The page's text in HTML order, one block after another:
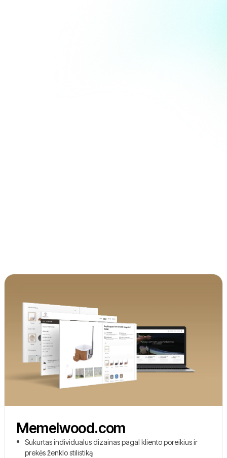
Memelwood.com
Sukurtas individualus dizainas pagal kliento poreikius ir
prekės ženklo stilistiką